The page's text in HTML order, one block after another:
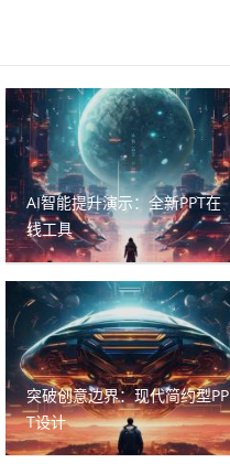
AI智能提升演示：全新PPT在
线工具
突破创意边界：现代简约型PP
T设计